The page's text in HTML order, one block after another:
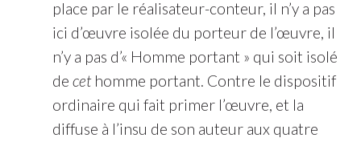
place par le réalisateur-conteur, il n’y a pas
ici d’œuvre isolée du porteur de l’œuvre, il
n’y a pas d’« Homme portant » qui soit isolé
de cethomme portant. Contre le dispositif
ordinaire qui fait primer l’œuvre, et la
diffuse à l’insu de son auteur aux quatre